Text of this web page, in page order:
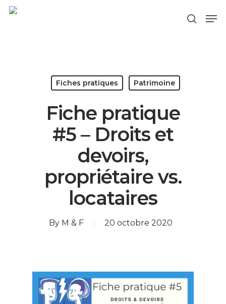
Fiches pratiques Patrimoine
Fiche pratique
#5 – Droits et
devoirs,
propriétaire vs.
locataires
By M & F 20 octobre 2020